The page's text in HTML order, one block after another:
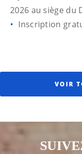
2026 au siège du
Inscription
VOIR